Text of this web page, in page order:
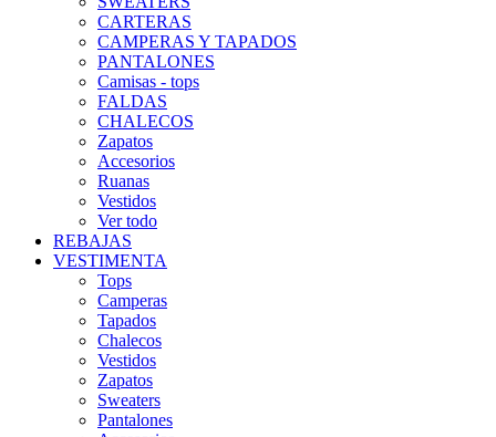
CARTERAS
CAMPERAS Y TAPADOS
PANTALONES
Camisas - tops
FALDAS
CHALECOS
Zapatos
Accesorios
Ruanas
Vestidos
Ver todo
REBAJAS
VESTIMENTA
Tops
Camperas
Tapados
Chalecos
Vestidos
Zapatos
Sweaters
Pantalones